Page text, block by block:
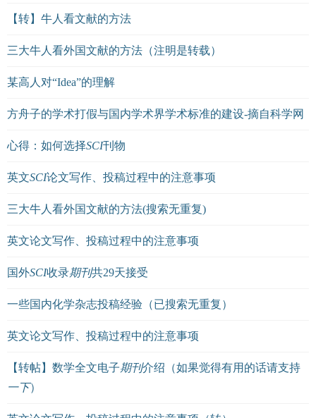
【转】牛人看文献的方法
三大牛人看外国文献的方法（注明是转载）
某高人对“Idea”的理解
方舟子的学术打假与国内学术界学术标准的建设-摘自科学网
心得：如何选择SCI刊物
英文SCI论文写作、投稿过程中的注意事项
三大牛人看外国文献的方法(搜索无重复)
英文论文写作、投稿过程中的注意事项
国外SCI收录期刊共29天接受
一些国内化学杂志投稿经验（已搜索无重复）
英文论文写作、投稿过程中的注意事项
【转帖】数学全文电子期刊介绍（如果觉得有用的话请支持
一下）